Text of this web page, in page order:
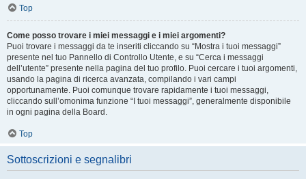
Top
Come posso trovare i miei messaggi e i miei argomenti?
Puoi trovare i messaggi da te inseriti cliccando su “Mostra i tuoi messaggi”
presente nel tuo Pannello di Controllo Utente, e su “Cerca i messaggi
dell’utente” presente nella pagina del tuo profilo. Puoi cercare i tuoi argomenti,
usando la pagina di ricerca avanzata, compilando i vari campi
opportunamente. Puoi comunque trovare rapidamente i tuoi messaggi,
cliccando sull’omonima funzione “I tuoi messaggi”, generalmente disponibile
in ogni pagina della Board.
Top
Sottoscrizioni e segnalibri